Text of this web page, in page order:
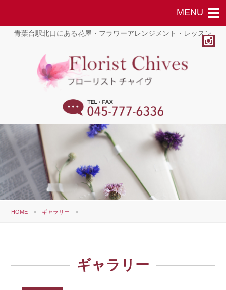
青葉台駅北口にある花屋・フラワーアレンジメント・レッスン
HOME > ギャラリー >
ギャラリー